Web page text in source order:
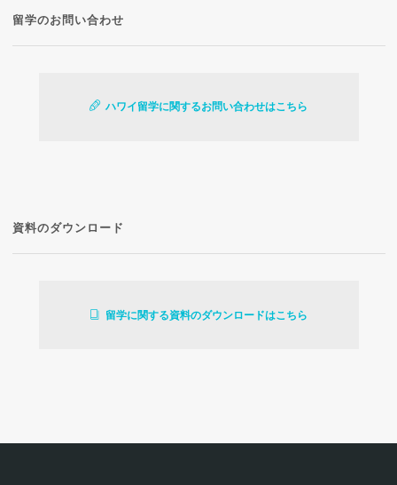
留学のお問い合わせ
ハワイ留学に関するお問い合わせはこちら
資料のダウンロード
留学に関する資料のダウンロードはこちら